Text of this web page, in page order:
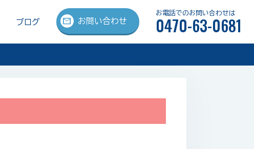
ブログ mail お問い合わせ
お電話でのお問い合わせは
0470-63-0681